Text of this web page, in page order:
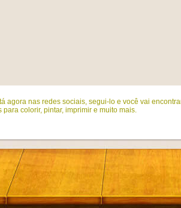
agora nas redes sociais, segui-lo e você vai
para colorir, pintar, imprimir e muito mais.